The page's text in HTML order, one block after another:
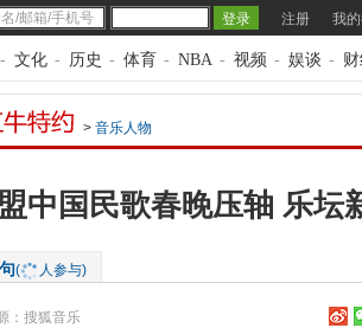
注册 我
- 文化 - 历史 - 体育 - NBA - 视频 - 娱谈 -
> 音乐人物
中国民歌春晚压轴 乐坛
( 人参与)
： 搜狐音乐